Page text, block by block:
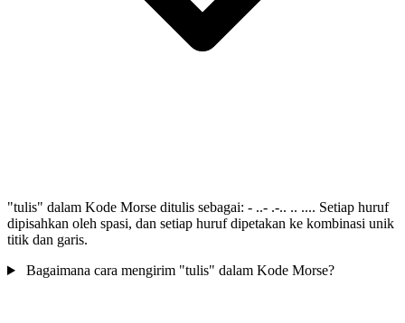
"tulis" dalam Kode Morse ditulis sebagai: - ..- .-.. .. .... Setiap huruf
dipisahkan oleh spasi, dan setiap huruf dipetakan ke kombinasi unik
titik dan garis.
Bagaimana cara mengirim "tulis" dalam Kode Morse?